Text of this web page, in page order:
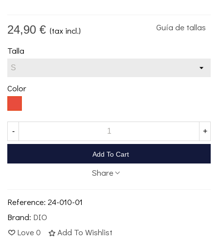
24,90 € (tax incl.) Guía de tallas
Talla
Color
- +
Add To Cart
Share
Reference: 24-010-01
Brand: DIO
Love0 Add To Wishlist